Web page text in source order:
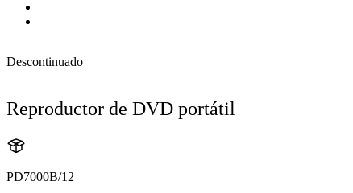
Descontinuado
Reproductor de DVD portátil
PD7000B/12